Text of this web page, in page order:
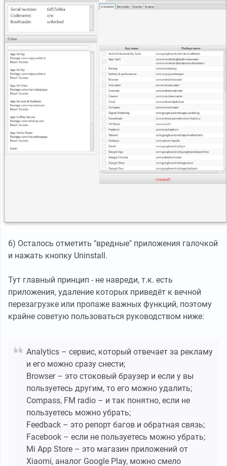
6) Осталось отметить "вредные" приложения галочкой
и нажать кнопку Uninstall.
Тут главный принцип - не навреди, т.к. есть
приложения, удаление которых приведёт к вечной
перезагрузке или пропаже важных функций, поэтому
крайне советую пользоваться руководством ниже:
Analytics – сервис, который отвечает за рекламу
и его можно сразу снести;
Browser – это стоковый браузер и если у вы
пользуетесь другим, то его можно удалить;
Compass, FM radio – и так понятно, если не
пользуетесь можно убрать;
Feedback – это репорт багов и обратная связь;
Facebook – если не пользуетесь можно убрать;
Mi App Store – это магазин приложений от
Xiaomi, аналог Google Play, можно смело